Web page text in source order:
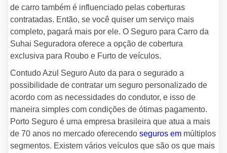
de carro também é influenciado pelas coberturas
contratadas. Então, se você quiser um serviço mais
completo, pagará mais por ele. O Seguro para Carro da
Suhai Seguradora oferece a opção de cobertura
exclusiva para Roubo e Furto de veículos.
Contudo Azul Seguro Auto da para o segurado a
possibilidade de contratar um seguro personalizado de
acordo com as necessidades do condutor, e isso de
maneira simples com condições de ótimas pagamento.
Porto Seguro é uma empresa brasileira que atua a mais
de 70 anos no mercado oferecendo seguros em múltiplos
segmentos. Existem vários veículos que são os que mais